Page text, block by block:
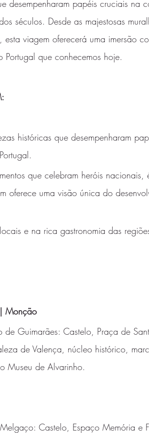
desempenharam papéis cruciais na
séculos. Desde as majestosas
esta viagem oferecerá uma imersão
Portugal que conhecemos hoje.
históricas que desempenharam
que celebram heróis nacionais,
oferece uma visão única do
e na rica gastronomia das
Monção
de Guimarães: Castelo, Praça de
de Valença, núcleo histórico,
Museu de Alvarinho.
Castelo, Espaço Memória e